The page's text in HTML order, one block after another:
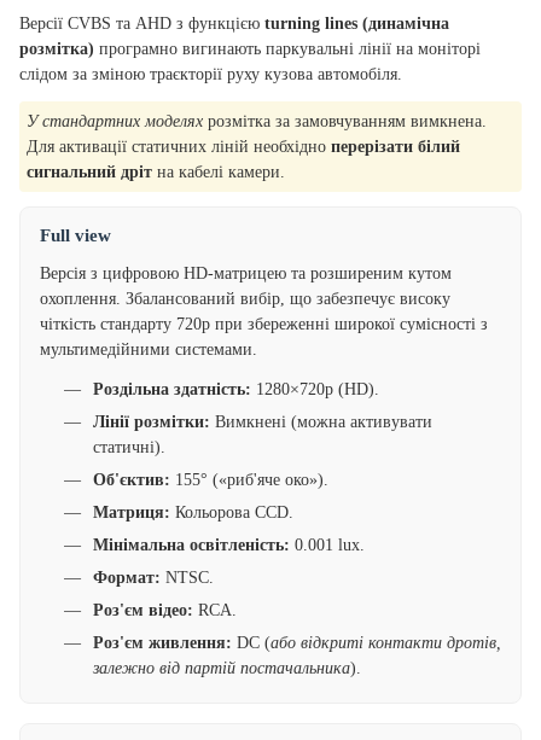
Версії CVBS та AHD з функцією turning lines (динамічна
розмітка) програмно вигинають паркувальні лінії на моніторі
слідом за зміною траєкторії руху кузова автомобіля.
У стандартних моделях розмітка за замовчуванням вимкнена.
Для активації статичних ліній необхідно перерізати білий
сигнальний дріт на кабелі камери.
Full view
Версія з цифровою HD-матрицею та розширеним кутом
охоплення. Збалансований вибір, що забезпечує високу
чіткість стандарту 720p при збереженні широкої сумісності з
мультимедійними системами.
Роздільна здатність: 1280×720p (HD).
Лінії розмітки: Вимкнені (можна активувати
статичні).
Об'єктив: 155° («риб'яче око»).
Матриця: Кольорова CCD.
Мінімальна освітленість: 0.001 lux.
Формат: NTSC.
Роз'єм відео: RCA.
Роз'єм живлення: DC (або відкриті контакти дротів,
залежно від партій постачальника).